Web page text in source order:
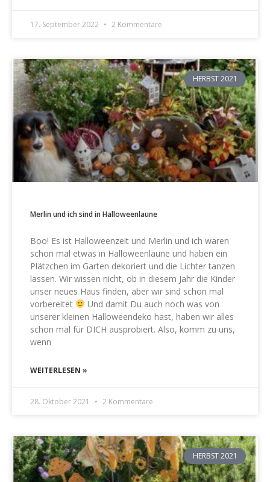
17. September 2022 2 Kommentare
HERBST 2021
Merlin und ich sind in Halloweenlaune
Boo! Es ist Halloweenzeit und Merlin und ich waren
schon mal etwas in Halloweenlaune und haben ein
Plätzchen im Garten dekoriert und die Lichter tanzen
lassen. Wir wissen nicht, ob in diesem Jahr die Kinder
unser neues Haus finden, aber wir sind schon mal
vorbereitet
Und damit Du auch noch was von
unserer kleinen Halloweendeko hast, haben wir alles
schon mal für DICH ausprobiert. Also, komm zu uns,
wenn
WEITERLESEN »
28. Oktober 2021 2 Kommentare
HERBST 2021